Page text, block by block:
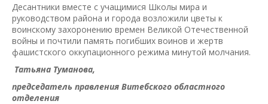
Десантники вместе с учащимися Школы мира и
руководством района и города возложили цветы к
воинскому захоронению времен Великой Отечественной
войны и почтили память погибших воинов и жертв
фашистского оккупационного режима минутой молчания.
Татьяна Туманова,
председатель правления Витебского областного
отделения